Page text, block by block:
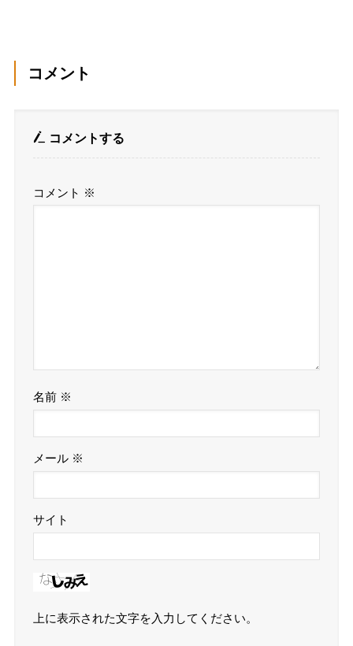
コメント
コメントする
コメント ※
名前 ※
メール ※
サイト
上に表示された文字を入力してください。